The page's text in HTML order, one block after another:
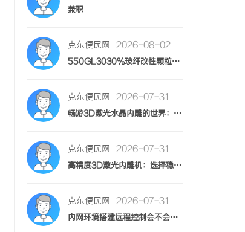
兼职
克东便民网 2026-08-02
克东便民网 2026-07-31
克东便民网 2026-07-31
克东便民网 2026-07-31